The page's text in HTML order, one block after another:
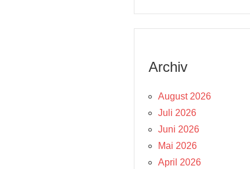
Archiv
August 2026
Juli 2026
Juni 2026
Mai 2026
April 2026